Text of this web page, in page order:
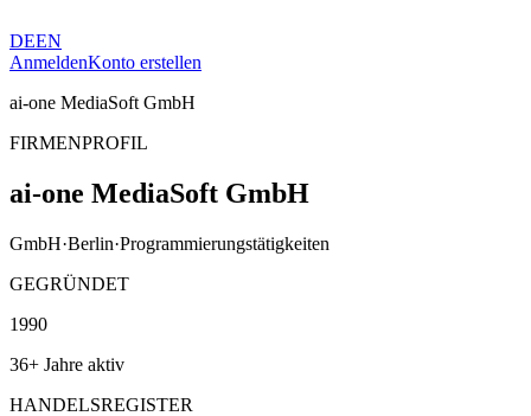
DEEN
AnmeldenKonto erstellen
ai-one MediaSoft GmbH
FIRMENPROFIL
ai-one MediaSoft GmbH
GmbH·Berlin·Programmierungstätigkeiten
GEGRÜNDET
1990
36+ Jahre aktiv
HANDELSREGISTER